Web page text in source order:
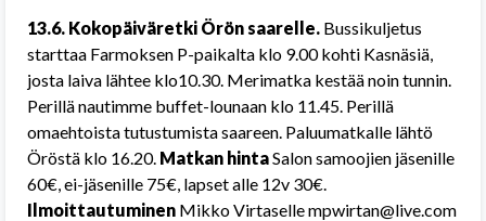
13.6. Kokopäiväretki Örön saarelle. Bussikuljetus
starttaa Farmoksen P-paikalta klo 9.00 kohti Kasnäsiä,
josta laiva lähtee klo10.30. Merimatka kestää noin tunnin.
Perillä nautimme buffet-lounaan klo 11.45. Perillä
omaehtoista tutustumista saareen. Paluumatkalle lähtö
Öröstä klo 16.20. Matkan hintaSalon samoojien jäsenille
60€, ei-jäsenille 75€, lapset alle 12v 30€.
Ilmoittautuminen Mikko Virtaselle mpwirtan@live.com